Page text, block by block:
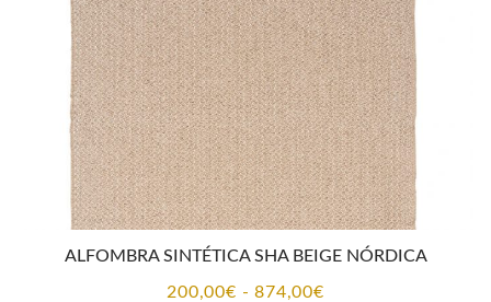
ALFOMBRA SINTÉTICA SHA BEIGE NÓRDICA
200,00€ - 874,00€Rango